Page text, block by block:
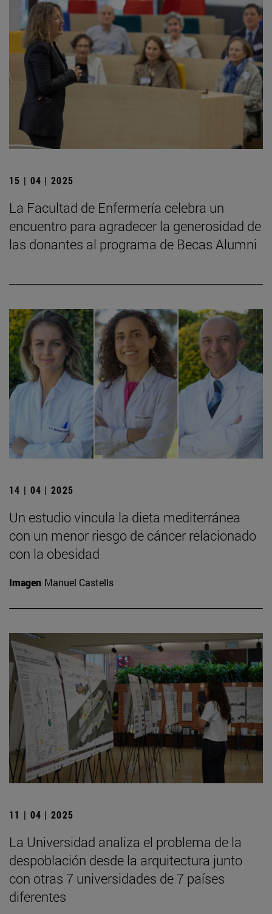
15 | 04 | 2025
La Facultad de Enfermería celebra un
encuentro para agradecer la generosidad de
las donantes al programa de Becas Alumni
14 | 04 | 2025
Un estudio vincula la dieta mediterránea
con un menor riesgo de cáncer relacionado
con la obesidad
Imagen Manuel Castells
11 | 04 | 2025
La Universidad analiza el problema de la
despoblación desde la arquitectura junto
con otras 7 universidades de 7 países
diferentes